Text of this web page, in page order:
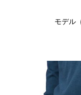
モデル